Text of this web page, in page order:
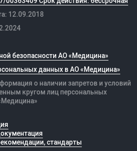
12.09.2018
безопасности АО «Медицина»
данных в АО «Медицина»
о наличии запретов и условий
кругом лиц персональных
стандарты